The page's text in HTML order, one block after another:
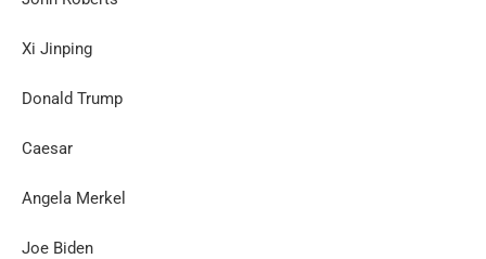
Xi Jinping
Donald Trump
Caesar
Angela Merkel
Joe Biden